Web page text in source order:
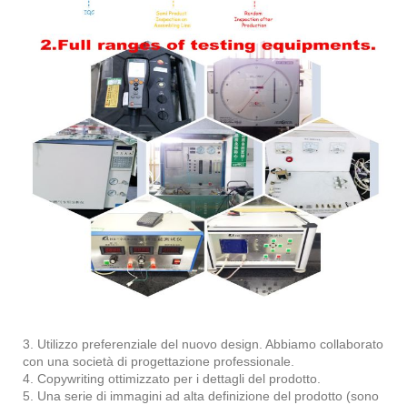
3. Utilizzo preferenziale del nuovo design. Abbiamo collaborato
con una società di progettazione professionale.
4. Copywriting ottimizzato per i dettagli del prodotto.
5. Una serie di immagini ad alta definizione del prodotto (sono